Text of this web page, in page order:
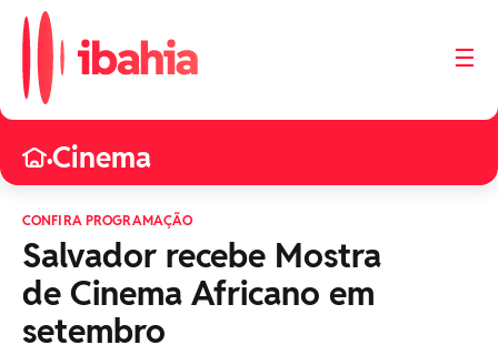
☰
•Cinema
CONFIRA PROGRAMAÇÃO
Salvador recebe Mostra
de Cinema Africano em
setembro